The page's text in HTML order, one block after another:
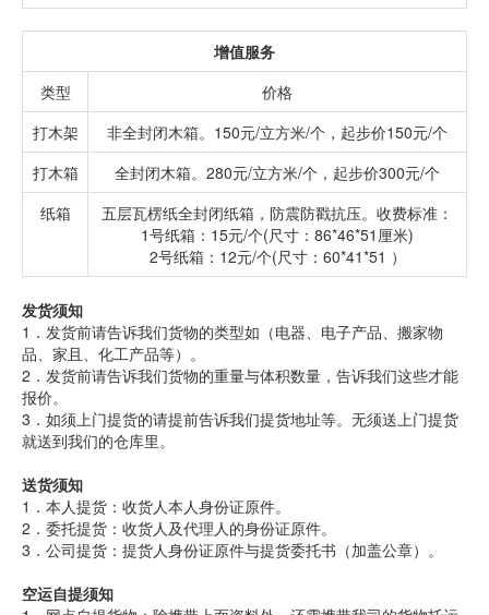
增值服务
类型
价格
打木架
非全封闭木箱。150元/立方米/个，起步价150元/个
打木箱
全封闭木箱。280元/立方米/个，起步价300元/个
纸箱
五层瓦楞纸全封闭纸箱，防震防戳抗压。收费标准：
1号纸箱：15元/个(尺寸：86*46*51厘米)
2号纸箱：12元/个(尺寸：60*41*51 ）
发货须知
1．发货前请告诉我们货物的类型如（电器、电子产品、搬家物
品、家且、化工产品等）。
2．发货前请告诉我们货物的重量与体积数量，告诉我们这些才能
报价。
3．如须上门提货的请提前告诉我们提货地址等。无须送上门提货
就送到我们的仓库里。
送货须知
1．本人提货：收货人本人身份证原件。
2．委托提货：收货人及代理人的身份证原件。
3．公司提货：提货人身份证原件与提货委托书（加盖公章）。
空运自提须知